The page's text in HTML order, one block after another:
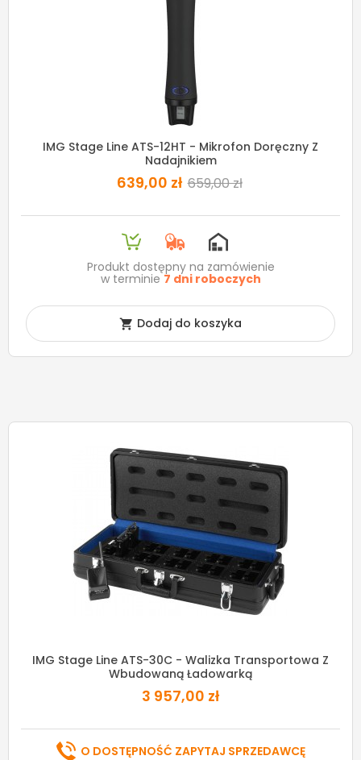
IMG Stage Line ATS-12HT - Mikrofon Doręczny Z
Nadajnikiem
639,00 zł 659,00 zł
Produkt dostępny na zamówienie
w terminie 7 dni roboczych
 Dodaj do koszyka
IMG Stage Line ATS-30C - Walizka Transportowa Z
Wbudowaną Ładowarką
3 957,00 zł
O DOSTĘPNOŚĆ ZAPYTAJ SPRZEDAWCĘ